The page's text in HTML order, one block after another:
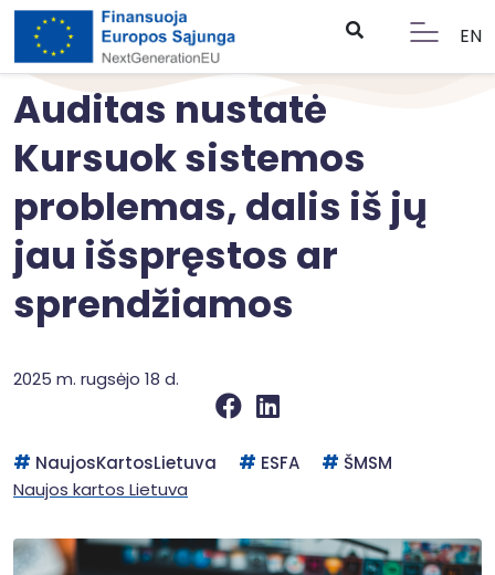
EN
Auditas nustatė
Kursuok sistemos
problemas, dalis iš jų
jau išspręstos ar
sprendžiamos
2025 m. rugsėjo 18 d.
NaujosKartosLietuva ESFA
ŠMSM
Naujos kartos Lietuva